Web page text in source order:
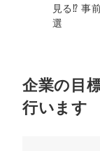
内部監査室長
見る⁉︎ 事
選
企業の目
行います